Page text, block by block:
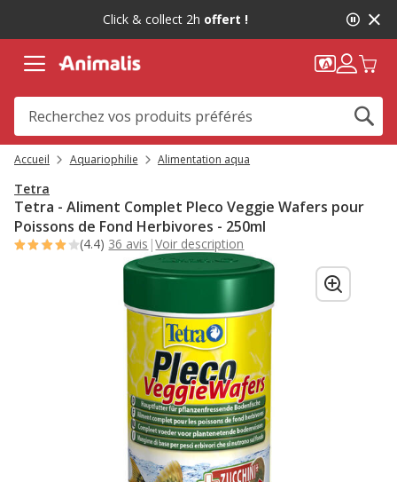
message,
Click & collect 2h offert !
Accueil Aquariophilie Alimentation aqua
Tetra
Tetra - Aliment Complet Pleco Veggie Wafers pour
Poissons de Fond Herbivores - 250ml
(4.4) 36 avis |Voir description